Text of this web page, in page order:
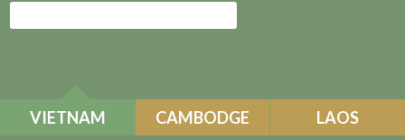
VIETNAM CAMBODGE LAOS